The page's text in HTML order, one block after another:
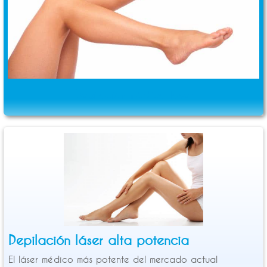
Depilación láser alta potencia
El láser médico más potente del mercado actual